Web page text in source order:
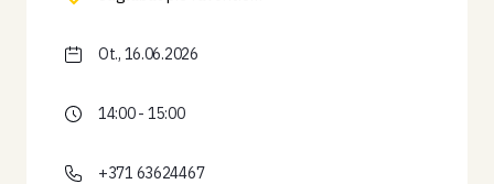
Ot., 16.06.2026
14:00 - 15:00
+371 63624467